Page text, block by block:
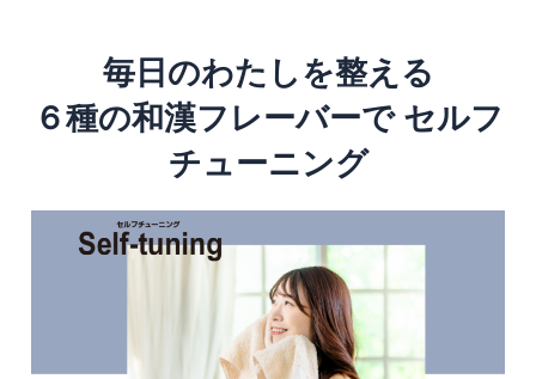
毎日のわたしを整える
６種の和漢フレーバーで セルフ
チューニング